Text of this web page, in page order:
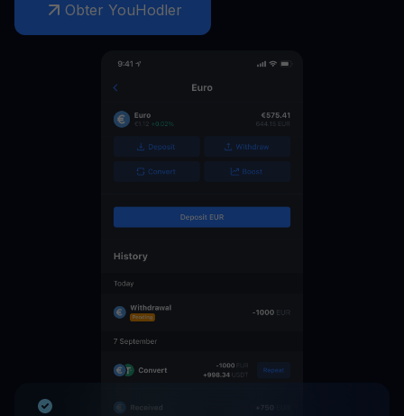
Obter YouHodler